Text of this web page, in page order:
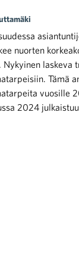
nuorten
Nykyinen laskeva
Tämä
vuosille
2024